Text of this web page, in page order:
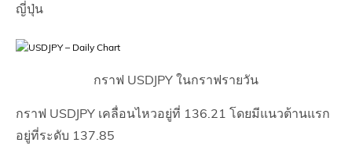
ญี่ปุ่น
กราฟ USDJPY ในกราฟรายวัน
กราฟ USDJPY เคลื่อนไหวอยู่ที่ 136.21 โดยมีแนวต้านแรก
อยู่ที่ระดับ 137.85